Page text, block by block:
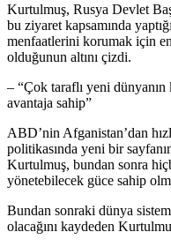
Kurtulmuş, Rusya Devlet
bu ziyaret kapsamında
menfaatlerini korumak için
olduğunun altını çizdi.
– “Çok taraflı yeni
avantaja sahip”
ABD’nin Afganistan’dan
politikasında yeni bir
Kurtulmuş, bundan sonra
yönetebilecek güce sahip
Bundan sonraki dünya
olacağını kaydeden